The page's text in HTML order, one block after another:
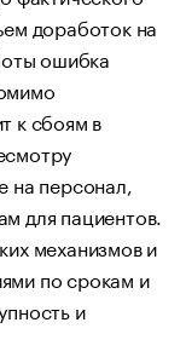
доработок на
ошибка
к сбоям в
на персонал,
для пациентов.
механизмов и
по срокам и
и